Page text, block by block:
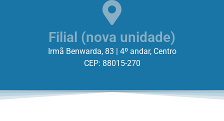
Filial (nova unidade)
Irmã Benwarda, 83 | 4º andar, Centro
CEP: 88015-270